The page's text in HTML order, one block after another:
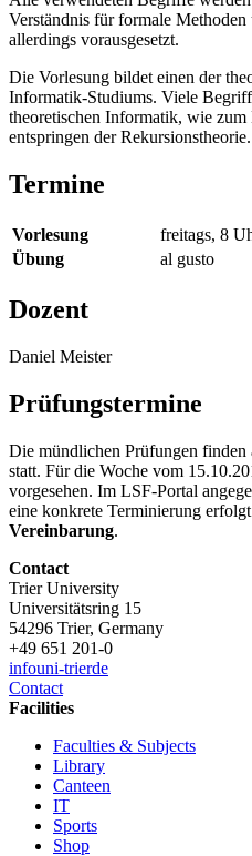
Verständnis für formale
allerdings vorausgesetzt.
Die Vorlesung bildet einen der
Informatik-Studiums. Viele
theoretischen Informatik, wie
entspringen der Rekursionstheorie.
Termine
Vorlesung freitags, 8
Übung
al gusto
Dozent
Daniel Meister
Prüfungstermine
Die mündlichen Prüfungen finden
statt. Für die Woche vom
vorgesehen. Im LSF-Portal
eine konkrete Terminierung
Vereinbarung.
Contact
Trier University
Universitätsring 15
54296 Trier, Germany
+49 651 201-0
infouni-trierde
Contact
Facilities
Faculties & Subjects
Library
Canteen
IT
Sports
Shop